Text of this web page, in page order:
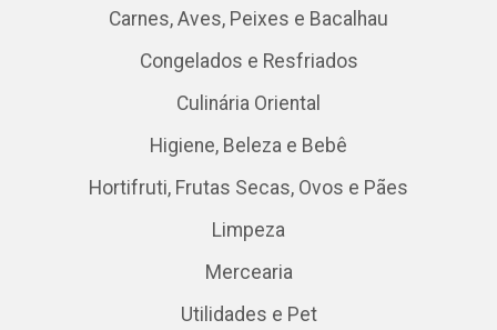
Carnes, Aves, Peixes e Bacalhau
Congelados e Resfriados
Culinária Oriental
Higiene, Beleza e Bebê
Hortifruti, Frutas Secas, Ovos e Pães
Limpeza
Mercearia
Utilidades e Pet